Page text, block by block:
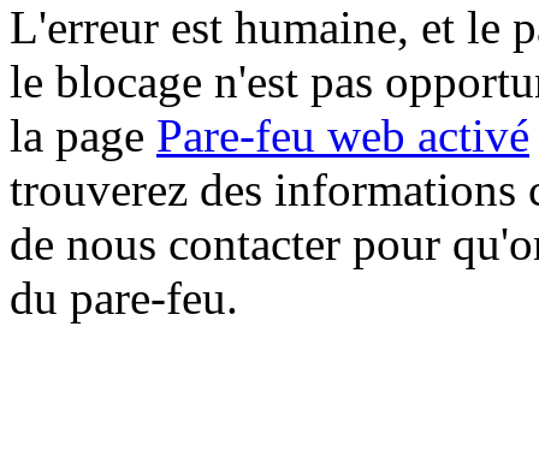
L'erreur est humaine, et le
le blocage n'est pas
la page Pare-feu web activé
trouverez des informations
de nous contacter pour
du pare-feu.